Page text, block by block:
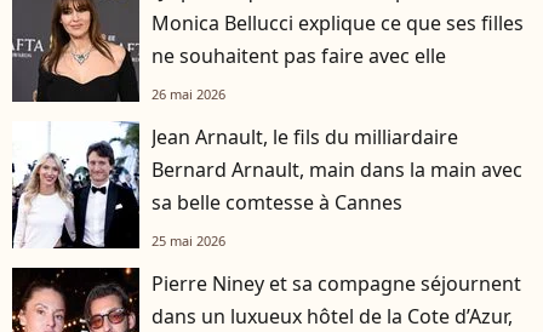
Monica Bellucci explique ce que ses filles
ne souhaitent pas faire avec elle
26 mai 2026
Jean Arnault, le fils du milliardaire
Bernard Arnault, main dans la main avec
sa belle comtesse à Cannes
25 mai 2026
Pierre Niney et sa compagne séjournent
dans un luxueux hôtel de la Cote d’Azur,